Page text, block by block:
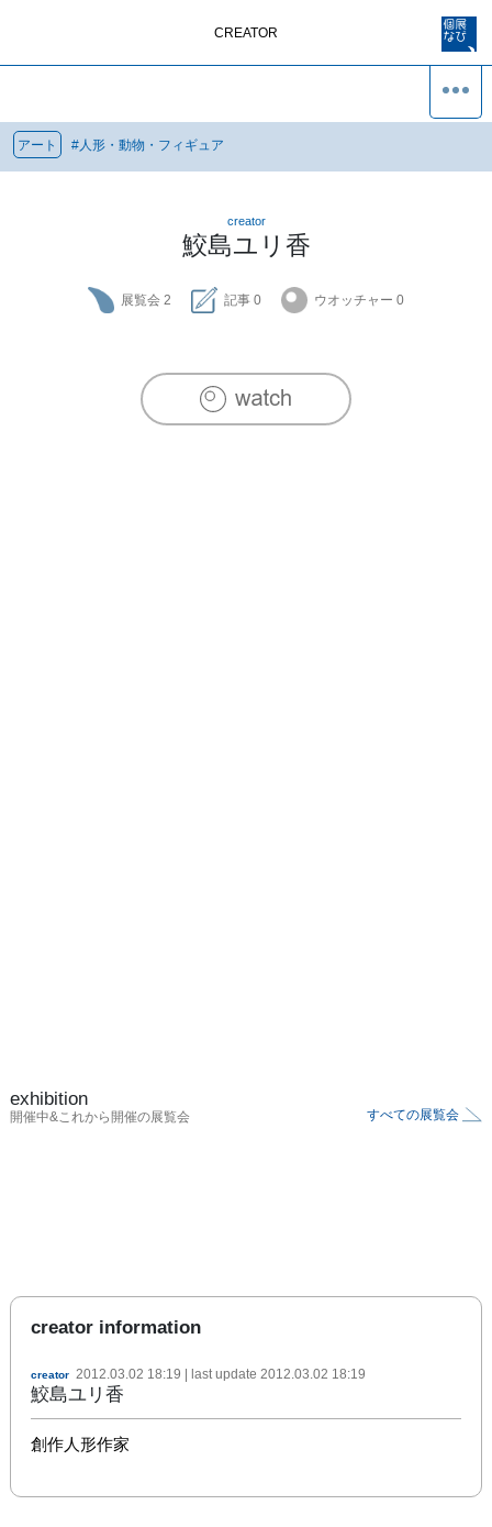
CREATOR
アート # 人形・動物・フィギュア
creator
鮫島ユリ香
展覧会 2 記事 0 ウオッチャー 0
exhibition
開催中&これから開催の展覧会 すべての展覧会
creator information
creator 2012.03.02 18:19 | last update 2012.03.02 18:19
鮫島ユリ香
創作人形作家